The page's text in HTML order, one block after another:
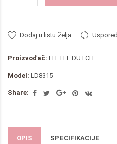
Dodaj u listu želja
Proizvođač: LITTLE DUTCH
Model: LD8315
Share:
OPIS SPECIFIKACIJE